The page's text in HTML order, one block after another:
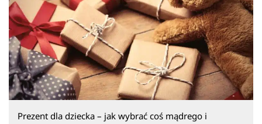
Prezent dla dziecka – jak wybrać coś mądrego i